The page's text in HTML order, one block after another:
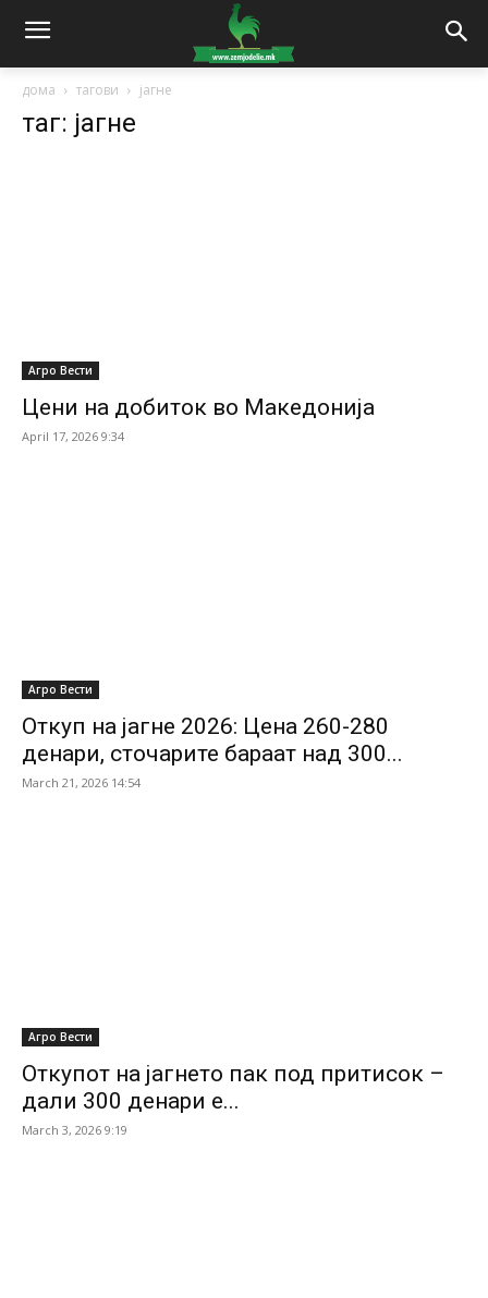
дома тагови јагне
таг: јагне
Агро Вести
Цени на добиток во Македонија
April 17, 2026 9:34
Агро Вести
Откуп на јагне 2026: Цена 260-280
денари, сточарите бараат над 300...
March 21, 2026 14:54
Агро Вести
Откупот на јагнето пак под притисок –
дали 300 денари е...
March 3, 2026 9:19